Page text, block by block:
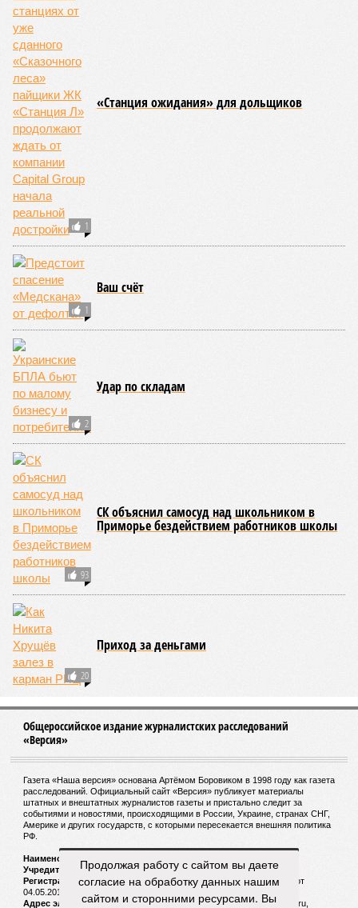
1
«Станция ожидания» для дольщиков
1
Ваш счёт
2
Удар по складам
93
СК объяснил самосуд над школьником в
Приморье бездействием работников школы
20
Приход за деньгами
Общероссийское издание журналистских расследований
«Версия»
Газета «Наша версия» основана Артёмом Боровиком в 1998 году как газета
расследований. Официальный сайт «Версия» публикует материалы
штатных и внештатных журналистов газеты и пристально следит за
событиями и новостями, происходящими в России, Украине, странах СНГ,
Америке и других государств, с которыми пересекается внешняя политика
РФ.
Наименование:
Учредитель:
ООО «Версия»,Главный редактор:Горевой Р. Г.
Регистрационный номер Роскомнадзора:ЭЛ № ФС 77 - 72681 от
04.05.2018 г.
Адрес электронной почты и телефон редакции:versia@versia.ru,
Продолжая работу с сайтом вы даете
согласие на обработку данных нашим
сайтом и сторонними ресурсами. Вы